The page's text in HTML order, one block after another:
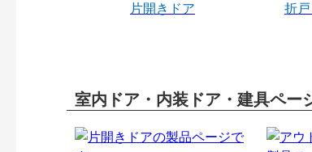
片開きドア 折
室内ドア・内装ドア・建具ペー